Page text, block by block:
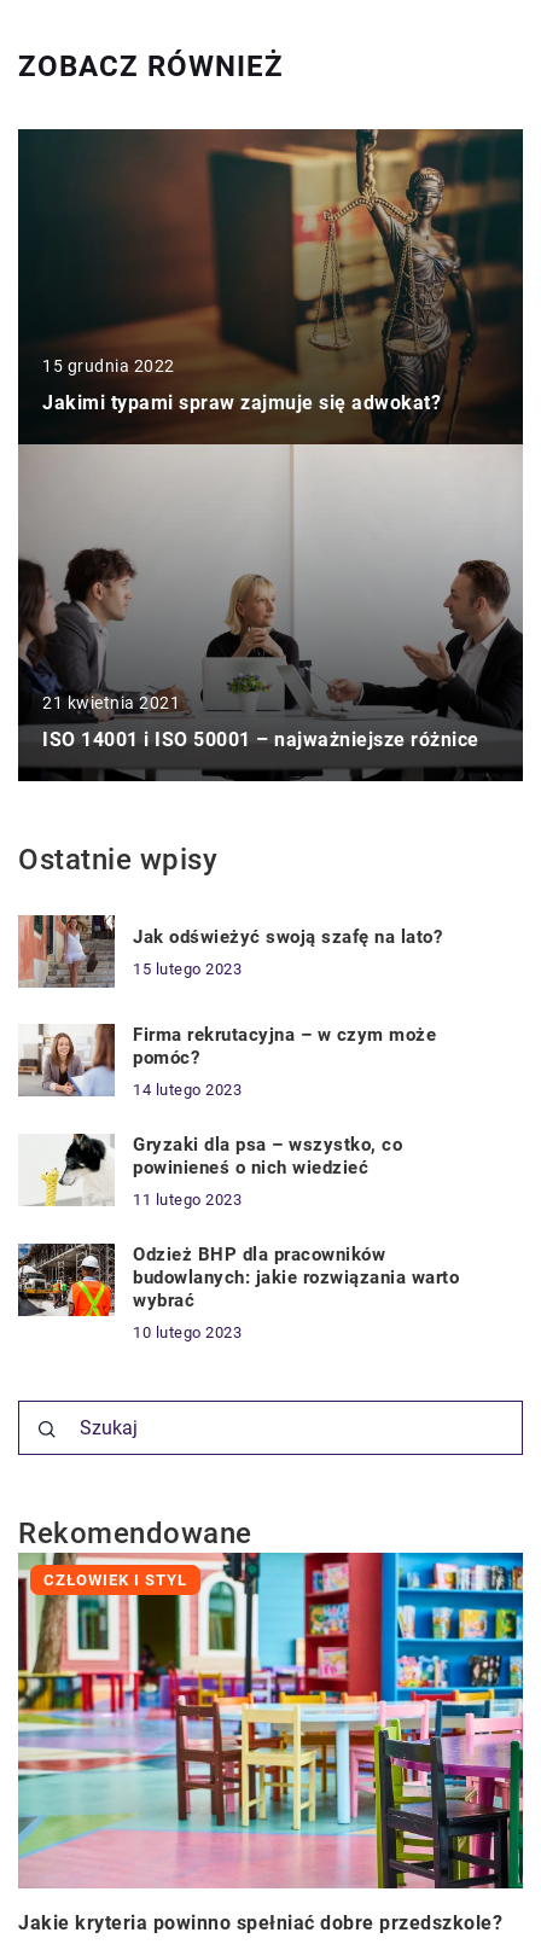
ZOBACZ RÓWNIEŻ
15 grudnia 2022
Jakimi typami spraw zajmuje się adwokat?
21 kwietnia 2021
ISO 14001 i ISO 50001 – najważniejsze różnice
Ostatnie wpisy
Jak odświeżyć swoją szafę na lato?
15 lutego 2023
Firma rekrutacyjna – w czym może
pomóc?
14 lutego 2023
Gryzaki dla psa – wszystko, co
powinieneś o nich wiedzieć
11 lutego 2023
Odzież BHP dla pracowników
budowlanych: jakie rozwiązania warto
wybrać
10 lutego 2023
Rekomendowane
CZŁOWIEK I STYL
Jakie kryteria powinno spełniać dobre przedszkole?